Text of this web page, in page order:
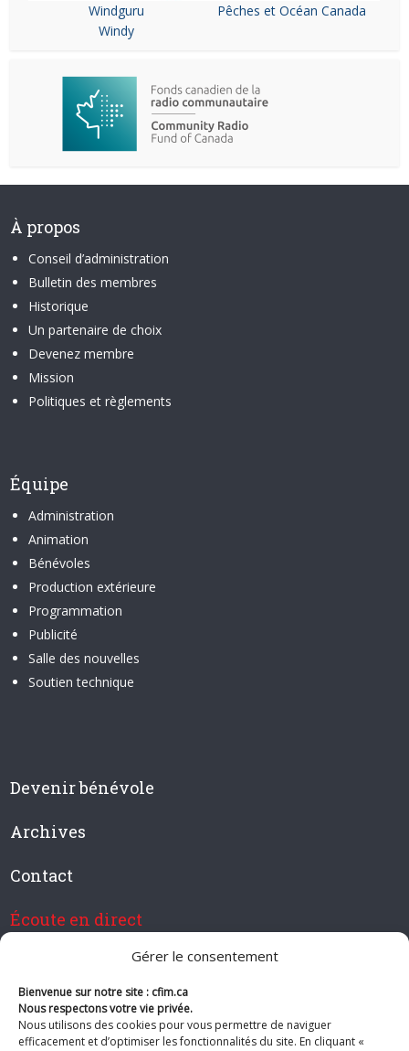
Gérer le consentement
Bienvenue sur notre site : cfim.ca
Nous respectons votre vie privée.
Nous utilisons des cookies pour vous permettre de naviguer
efficacement et d’optimiser les fonctionnalités du site. En cliquant «
Windguru
Windy
Pêches et Océan Canada
À propos
Conseil d’administration
Bulletin des membres
Historique
Un partenaire de choix
Devenez membre
Mission
Politiques et règlements
Équipe
Administration
Animation
Bénévoles
Production extérieure
Programmation
Publicité
Salle des nouvelles
Soutien technique
Devenir bénévole
Archives
Contact
Écoute en direct
Devenir membre de CFIM